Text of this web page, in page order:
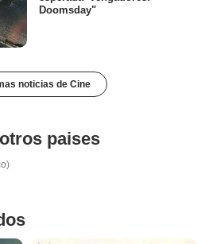
Doomsday"
noticias de Cine
paises